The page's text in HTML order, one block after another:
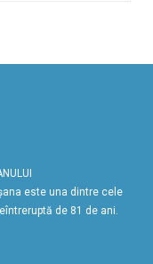
este una dintre cele
de 81 de ani.